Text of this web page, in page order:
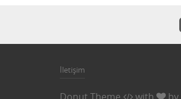
İletişim